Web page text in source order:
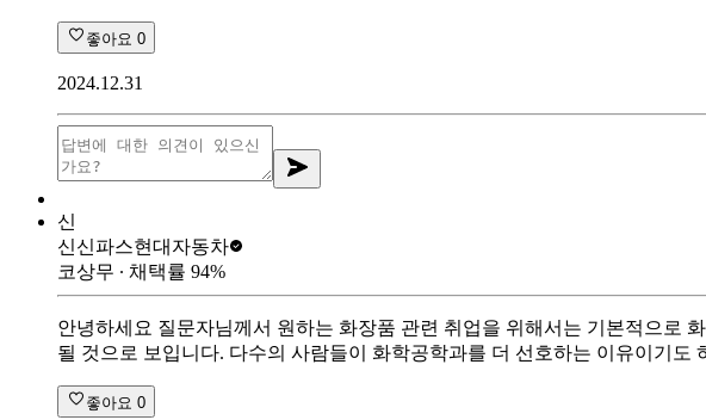
좋아요 0
2024.12.31
신
신신파스현대자동차
코상무 ∙ 채택률 94%
안녕하세요 질문자님께서 원하는 화장품 관련 취업을 위해서는 기본적으로
될 것으로 보입니다. 다수의 사람들이 화학공학과를 더 선호하는 이유이기
좋아요 0